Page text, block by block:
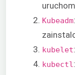
Kubeadm:
kubelet:
kubectl :